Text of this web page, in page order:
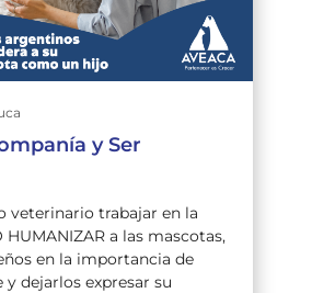
y Ser
veterinario trabajar en la
a las mascotas,
en la importancia de
y dejarlos expresar su